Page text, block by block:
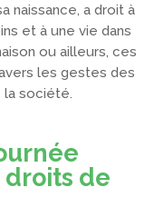
naissance, a droit à
et à une vie dans
ou ailleurs, ces
les gestes des
société.
de